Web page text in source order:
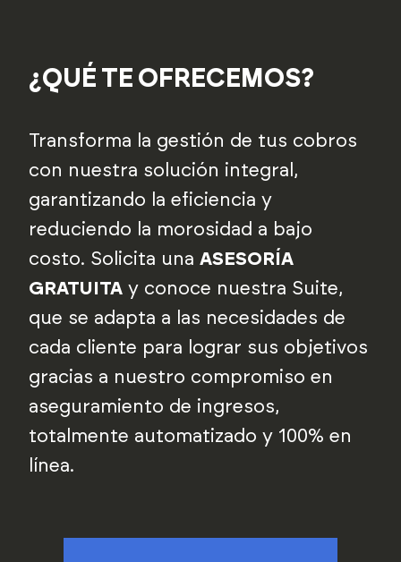
¿QUÉ TE OFRECEMOS?
Transforma la gestión de tus cobros
con nuestra solución integral,
garantizando la eficiencia y
reduciendo la morosidad a bajo
costo. Solicita unaASESORÍA
GRATUITA y conoce nuestra Suite,
que se adapta a las necesidades de
cada cliente para lograr sus objetivos
gracias a nuestro compromiso en
aseguramiento de ingresos,
totalmente automatizado y 100% en
línea.